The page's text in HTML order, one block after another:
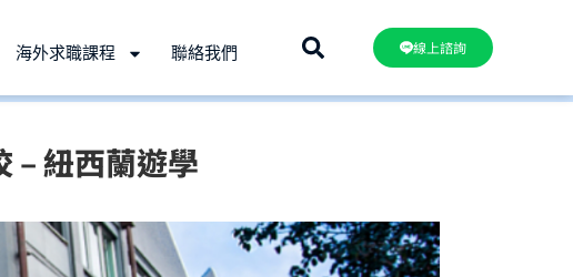
海外求職課程 聯絡我們 線上諮詢
紐西蘭遊學